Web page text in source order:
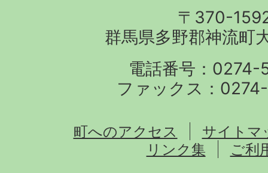
〒370-
群馬県多野郡神流町
電話番号：0274-
ファックス：
町へのアクセス
サイトマ
リンク集
ご利